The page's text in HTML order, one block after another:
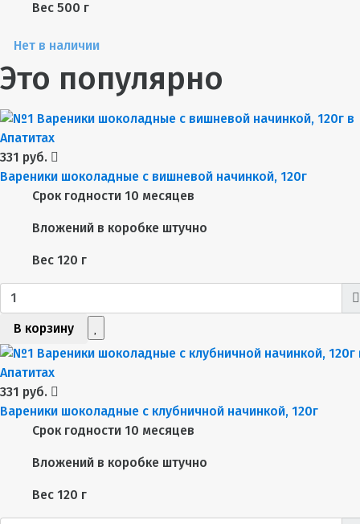
Вес 500 г
Нет в наличии
Это популярно
331 руб.
Вареники шоколадные с вишневой начинкой, 120г
Срок годности 10 месяцев
Вложений в коробке штучно
Вес 120 г
В корзину
331 руб.
Вареники шоколадные с клубничной начинкой, 120г
Срок годности 10 месяцев
Вложений в коробке штучно
Вес 120 г